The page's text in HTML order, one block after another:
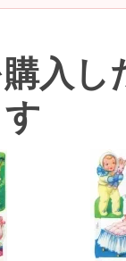
入し